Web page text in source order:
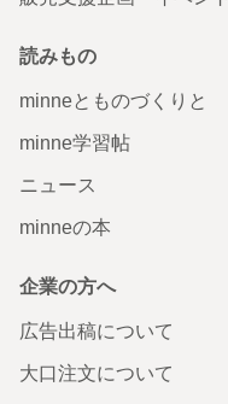
読みもの
minneとものづくりと
minne学習帖
ニュース
minneの本
企業の方へ
広告出稿について
大口注文について